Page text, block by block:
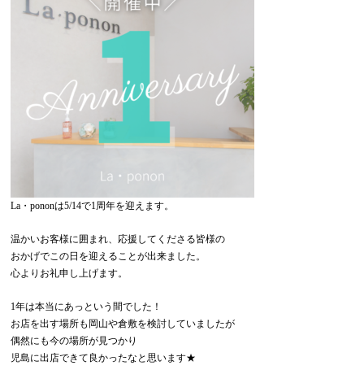
La・pononは5/14で1周年を迎えます。
温かいお客様に囲まれ、応援してくださる皆様の
おかげでこの日を迎えることが出来ました。
心よりお礼申し上げます。
1年は本当にあっという間でした！
お店を出す場所も岡山や倉敷を検討していましたが
偶然にも今の場所が見つかり
児島に出店できて良かったなと思います★